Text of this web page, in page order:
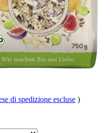
di spedizione escluse )